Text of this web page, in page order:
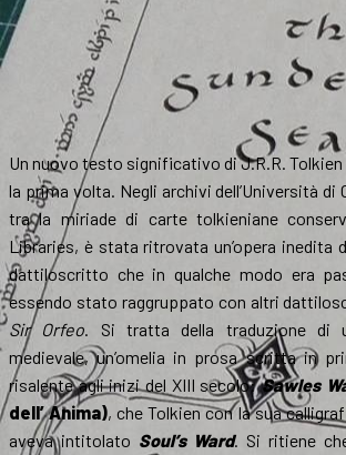
Un nuovo testo significativo di J.R.R.
la prima volta. Negli archivi dell’Università di
tra la miriade di carte tolkieniane
Libraries, è stata ritrovata un’opera inedita
dattiloscritto che in qualche modo era
essendo stato raggruppato con altri
Sir Orfeo . Si tratta della traduzione di
medievale, un’omelia in prosa scritta in
risalente agli inizi del XIII secolo:Sawles
dell’ Anima), che Tolkien con la sua
aveva intitolato Soul’s Ward. Si ritiene